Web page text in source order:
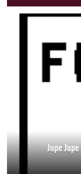
Jupe